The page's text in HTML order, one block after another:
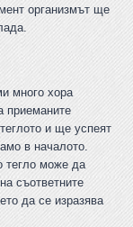
организмът ще
много хора
приеманите
и ще успеят
в началото.
тегло може да
съответните
да се изразява